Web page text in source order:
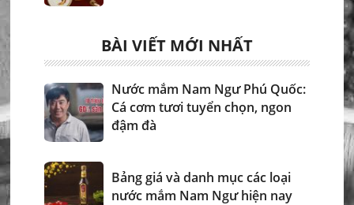
BÀI VIẾT MỚI NHẤT
Nước mắm Nam Ngư Phú Quốc:
Cá cơm tươi tuyển chọn, ngon
đậm đà
Bảng giá và danh mục các loại
nước mắm Nam Ngư hiện nay